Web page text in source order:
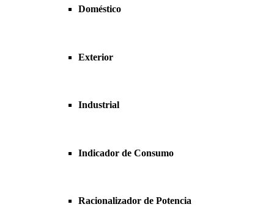
Doméstico
Exterior
Industrial
Indicador de Consumo
Racionalizador de Potencia